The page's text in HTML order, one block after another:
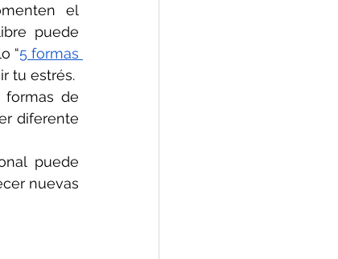
el
puede
“5 formas
tu estrés.
formas de
diferente
puede
nuevas